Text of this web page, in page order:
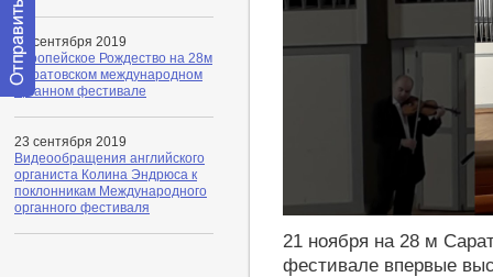
23 сентября 2019
Европейское Рождество на 28м
Саратовском международном
органном фестивале
23 сентября 2019
Видеообращения английского
органиста Колина Эндрюса к
поклонникам Международного
органного фестиваля
21 ноября на 28 м
фестивале впервые
сообщение
модератору